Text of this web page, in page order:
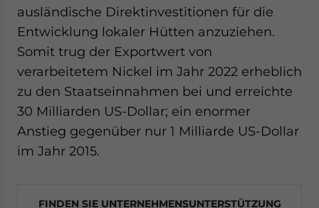
ausländische Direktinvestitionen für die
Entwicklung lokaler Hütten anzuziehen.
Somit trug der Exportwert von
verarbeitetem Nickel im Jahr 2022 erheblich
zu den Staatseinnahmen bei und erreichte
30 Milliarden US-Dollar; ein enormer
Anstieg gegenüber nur 1 Milliarde US-Dollar
im Jahr 2015.
FINDEN SIE UNTERNEHMENSUNTERSTÜTZUNG